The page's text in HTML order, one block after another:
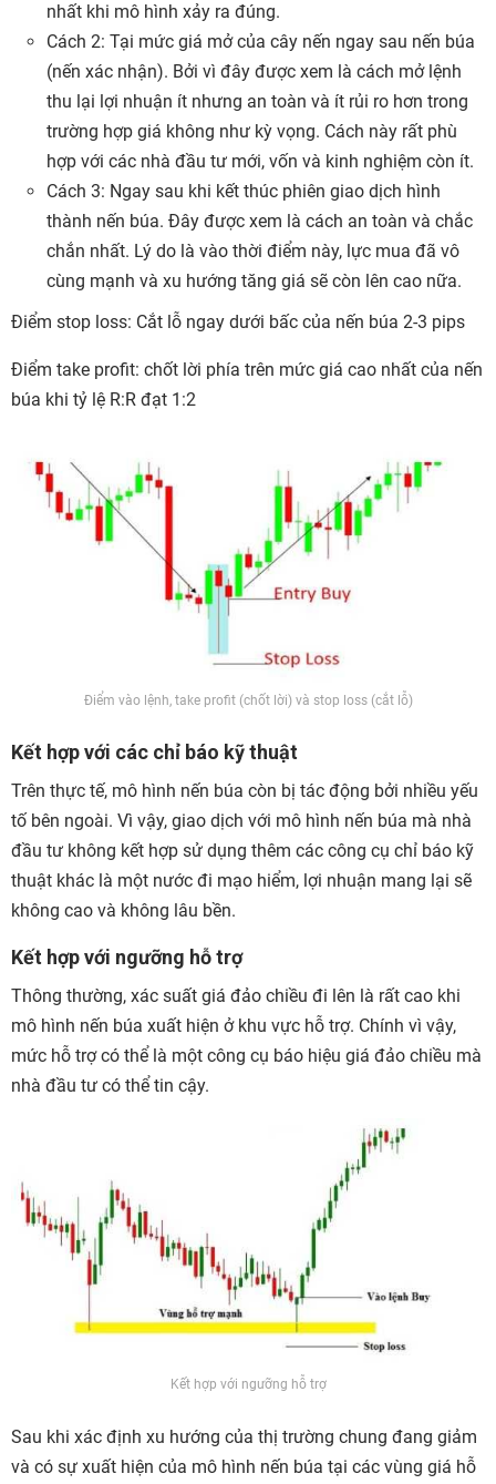
nhất khi mô hình xảy ra đúng.
Cách 2: Tại mức giá mở của cây nến ngay sau nến búa
(nến xác nhận). Bởi vì đây được xem là cách mở lệnh
thu lại lợi nhuận ít nhưng an toàn và ít rủi ro hơn trong
trường hợp giá không như kỳ vọng. Cách này rất phù
hợp với các nhà đầu tư mới, vốn và kinh nghiệm còn ít.
Cách 3: Ngay sau khi kết thúc phiên giao dịch hình
thành nến búa. Đây được xem là cách an toàn và chắc
chắn nhất. Lý do là vào thời điểm này, lực mua đã vô
cùng mạnh và xu hướng tăng giá sẽ còn lên cao nữa.
Điểm stop loss: Cắt lỗ ngay dưới bấc của nến búa 2-3 pips
Điểm take profit: chốt lời phía trên mức giá cao nhất của nến
búa khi tỷ lệ R:R đạt 1:2
Điểm vào lệnh, take profit (chốt lời) và stop loss (cắt lỗ)
Kết hợp với các chỉ báo kỹ thuật
Trên thực tế, mô hình nến búa còn bị tác động bởi nhiều yếu
tố bên ngoài. Vì vậy, giao dịch với mô hình nến búa mà nhà
đầu tư không kết hợp sử dụng thêm các công cụ chỉ báo kỹ
thuật khác là một nước đi mạo hiểm, lợi nhuận mang lại sẽ
không cao và không lâu bền.
Kết hợp với ngưỡng hỗ trợ
Thông thường, xác suất giá đảo chiều đi lên là rất cao khi
mô hình nến búa xuất hiện ở khu vực hỗ trợ. Chính vì vậy,
mức hỗ trợ có thể là một công cụ báo hiệu giá đảo chiều mà
nhà đầu tư có thể tin cậy.
Kết hợp với ngưỡng hỗ trợ
Sau khi xác định xu hướng của thị trường chung đang giảm
và có sự xuất hiện của mô hình nến búa tại các vùng giá hỗ